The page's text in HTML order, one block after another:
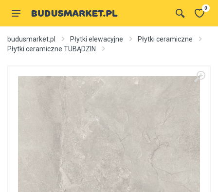
0
budusmarket.pl Płytki elewacyjne
Płytki ceramiczne
Płytki ceramiczne TUBĄDZIN